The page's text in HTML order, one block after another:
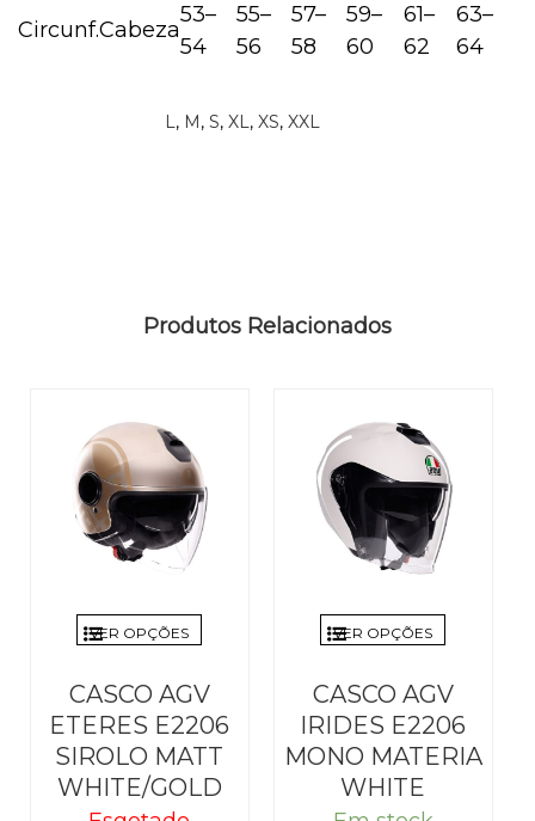
Circunf.Cabeza
53–
54
55–
56
57–
58
59–
60
61–
62
63–
64
L, M, S, XL, XS, XXL
Produtos Relacionados
VER OPÇÕES
CASCO AGV
ETERES E2206
SIROLO MATT
WHITE/GOLD
VER OPÇÕES
CASCO AGV
IRIDES E2206
MONO MATERIA
WHITE